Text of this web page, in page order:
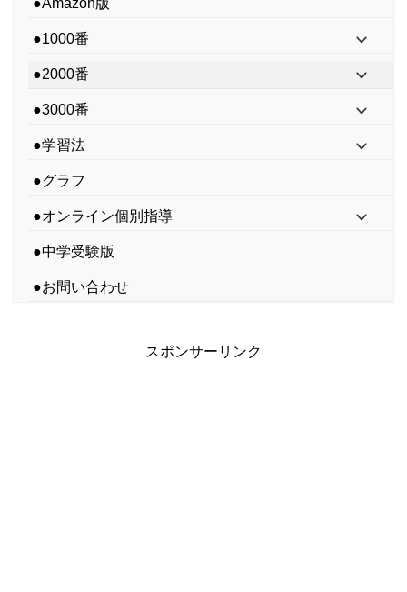
●1000番
●2000番
●3000番
●学習法
●グラフ
●オンライン個別指導
●中学受験版
●お問い合わせ
スポンサーリンク